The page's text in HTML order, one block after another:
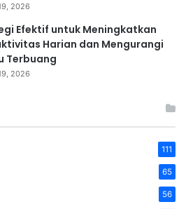
2026
Efektif untuk Meningkatkan
Harian dan Mengurangi
Terbuang
2026
111
65
56